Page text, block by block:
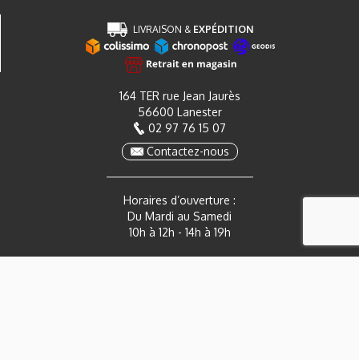
LIVRAISON & EXPÉDITION
164 TER rue Jean Jaurès
56600 Lanester
02 97 76 15 07
Contactez-nous
Horaires d’ouverture :
Du Mardi au Samedi
10h à 12h - 14h à 19h